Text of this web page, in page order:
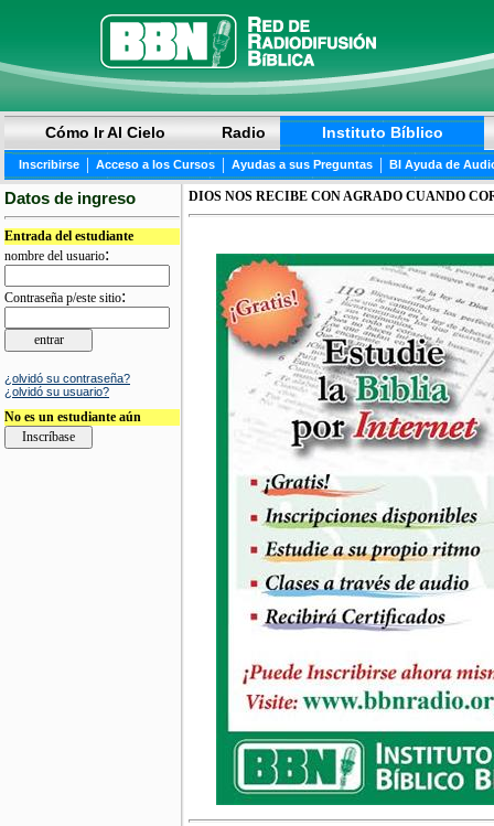
Cómo Ir Al Cielo Radio Instituto Bíblico
Inscribirse | Acceso a los Cursos | Ayudas a sus Preguntas | BI Ayuda de
Datos de ingreso
Entrada del estudiante
nombre del usuario:
Contraseña p/este sitio:
¿olvidó su contraseña?
¿olvidó su usuario?
No es un estudiante aún
DIOS NOS RECIBE CON AGRADO CUANDO